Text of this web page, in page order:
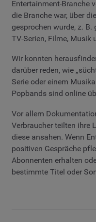
Entertainment-Branche
die Branche war, über
gesprochen wurde, z.
TV-Serien, Filme, Musik
Wir konnten
darüber reden, wie
Serie oder einem
Popbands sind online
Vor allem
Verbraucher teilten ihre
diese ansahen. Wenn
positiven Gespräche
Abonnenten erhalten
bestimmte Titel oder